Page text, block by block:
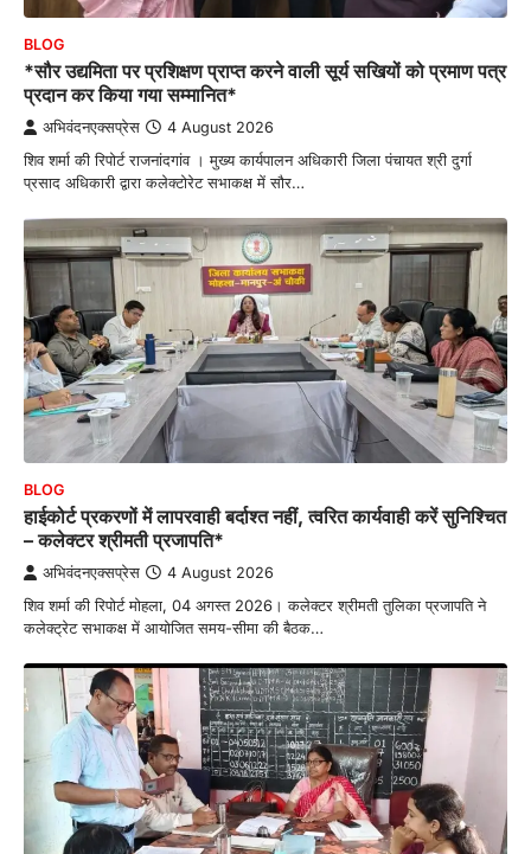
BLOG
*सौर उद्यमिता पर प्रशिक्षण प्राप्त करने वाली सूर्य सखियों को प्रमाण पत्र
प्रदान कर किया गया सम्मानित*
अभिवंदनएक्सप्रेस 4 August 2026
शिव शर्मा की रिपोर्ट राजनांदगांव । मुख्य कार्यपालन अधिकारी जिला पंचायत श्री दुर्गा
प्रसाद अधिकारी द्वारा कलेक्टोरेट सभाकक्ष में सौर…
BLOG
हाईकोर्ट प्रकरणों में लापरवाही बर्दाश्त नहीं, त्वरित कार्यवाही करें सुनिश्चित
– कलेक्टर श्रीमती प्रजापति*
अभिवंदनएक्सप्रेस 4 August 2026
शिव शर्मा की रिपोर्ट मोहला, 04 अगस्त 2026। कलेक्टर श्रीमती तुलिका प्रजापति ने
कलेक्ट्रेट सभाकक्ष में आयोजित समय-सीमा की बैठक…